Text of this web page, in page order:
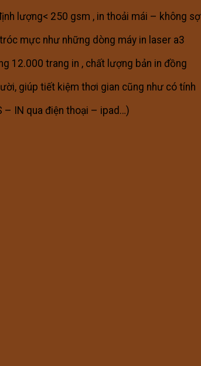
lượng< 250 gsm , in thoải mái – không sợ
mực như những dòng máy in laser a3
12.000 trang in , chất lượng bản in đồng
giúp tiết kiệm thơi gian cũng như có tính
– IN qua điện thoại – ipad…)